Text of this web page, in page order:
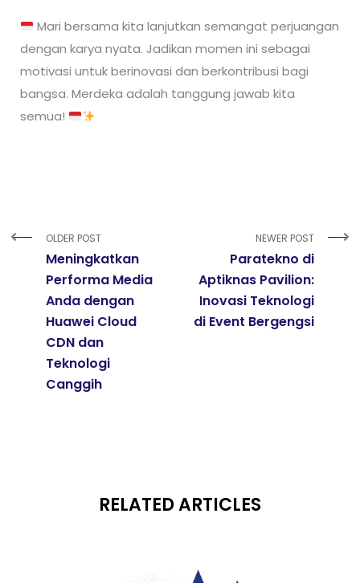
Mari bersama kita lanjutkan semangat perjuangan
dengan karya nyata. Jadikan momen ini sebagai
motivasi untuk berinovasi dan berkontribusi bagi
bangsa. Merdeka adalah tanggung jawab kita
semua!
OLDER POST
Meningkatkan
Performa Media
Anda dengan
Huawei Cloud
CDN dan
Teknologi
Canggih
NEWER POST
Paratekno di
Aptiknas Pavilion:
Inovasi Teknologi
di Event Bergengsi
RELATED ARTICLES